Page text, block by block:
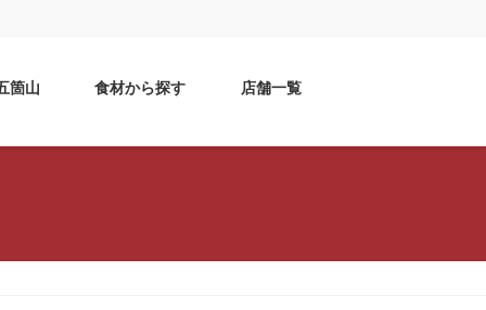
箇山 食材から探す 店舗一覧